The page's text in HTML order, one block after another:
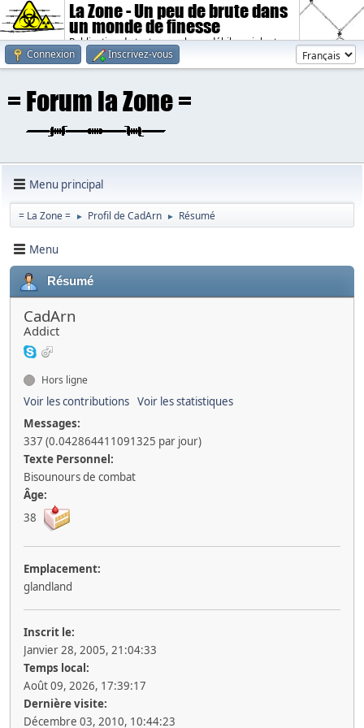
La Zone - Un peu de brute dans
un monde de finesse
Publication de textes sombres, débiles, violents.
Connexion
Inscrivez-vous
Menu principal
= La Zone = ► Profil de CadArn ► Résumé
Menu
Résumé
CadArn
Addict
Hors ligne
Voir les contributions Voir les statistiques
Messages:
337 (0.042864411091325 par jour)
Texte Personnel:
Bisounours de combat
Âge:
38
Emplacement:
glandland
Inscrit le:
Janvier 28, 2005, 21:04:33
Temps local:
Août 09, 2026, 17:39:17
Dernière visite:
Décembre 03, 2010, 10:44:23